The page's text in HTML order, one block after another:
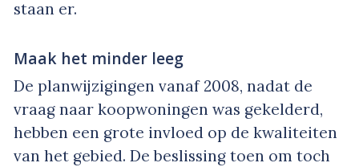
staan er.
Maak het minder leeg
De planwijzigingen vanaf 2008, nadat de
vraag naar koopwoningen was gekelderd,
hebben een grote invloed op de kwaliteiten
van het gebied. De beslissing toen om toch